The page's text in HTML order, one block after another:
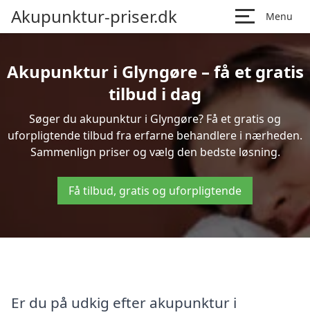
Akupunktur-priser.dk Menu
Akupunktur i Glyngøre – få et gratis
tilbud i dag
Søger du akupunktur i Glyngøre? Få et gratis og
uforpligtende tilbud fra erfarne behandlere i nærheden.
Sammenlign priser og vælg den bedste løsning.
Få tilbud, gratis og uforpligtende
Er du på udkig efter akupunktur i